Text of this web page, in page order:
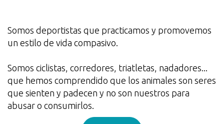
Somos deportistas que practicamos y promovemos
un estilo de vida compasivo.
Somos ciclistas, corredores, triatletas, nadadores...
que hemos comprendido que los animales son seres
que sienten y padecen y no son nuestros para
abusar o consumirlos.